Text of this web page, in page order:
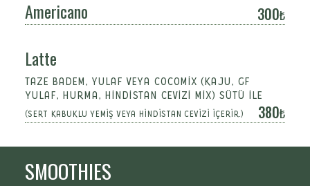
Americano 300
Latte
TAZE BADEM, YULAF VEYA COCOMİX (KAJU, GF
YULAF, HURMA, HİNDİSTAN CEVİZİ MİX) SÜTÜ İLE
(SERT KABUKLU YEMİŞ VEYA HİNDİSTAN CEVİZİ İÇERİR.) 380
SMOOTHIES